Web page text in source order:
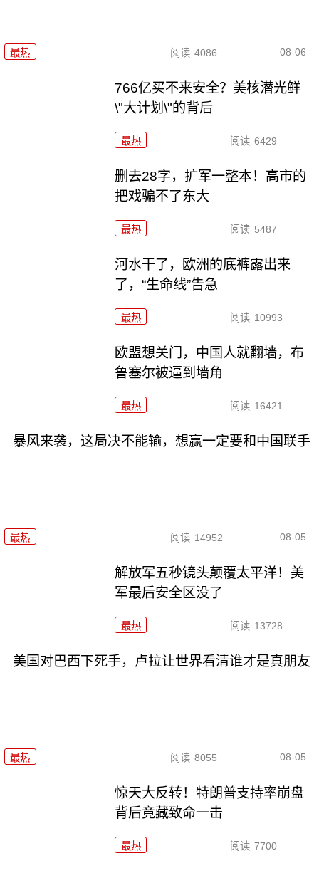
最热 阅读 4086 08-06
766亿买不来安全？美核潜光鲜
\"大计划\"的背后
最热 阅读 6429
删去28字，扩军一整本！高市的
把戏骗不了东大
最热 阅读 5487
河水干了，欧洲的底裤露出来
了，“生命线”告急
最热 阅读 10993
欧盟想关门，中国人就翻墙，布
鲁塞尔被逼到墙角
最热 阅读 16421
暴风来袭，这局决不能输，想赢一定要和中国联手
最热 阅读 14952 08-05
解放军五秒镜头颠覆太平洋！美
军最后安全区没了
最热 阅读 13728
美国对巴西下死手，卢拉让世界看清谁才是真朋友
最热 阅读 8055 08-05
惊天大反转！特朗普支持率崩盘
背后竟藏致命一击
最热 阅读 7700